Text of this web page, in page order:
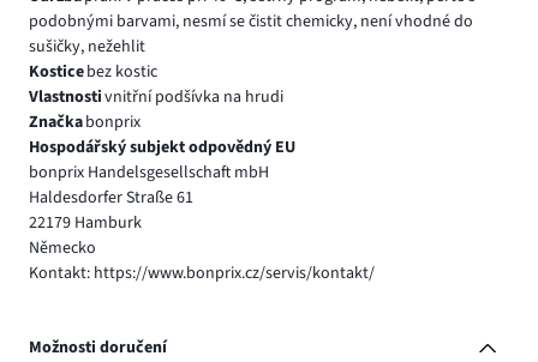
podobnými barvami, nesmí se čistit chemicky, není vhodné do
sušičky, nežehlit
Kosticebez kostic
Vlastnostivnitřní podšívka na hrudi
Značkabonprix
Hospodářský subjekt odpovědný EU
bonprix Handelsgesellschaft mbH
Haldesdorfer Straße 61
22179 Hamburk
Německo
Kontakt: https://www.bonprix.cz/servis/kontakt/
Možnosti doručení